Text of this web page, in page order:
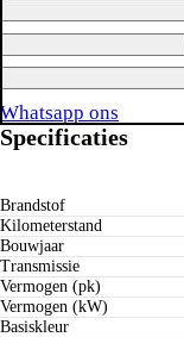
Whatsapp ons
Specificaties
Brandstof
Kilometerstand
Bouwjaar
Transmissie
Vermogen (pk)
Vermogen (kW)
Basiskleur